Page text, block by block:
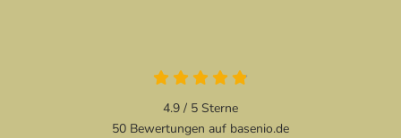
4.9 / 5 Sterne
50 Bewertungen auf basenio.de